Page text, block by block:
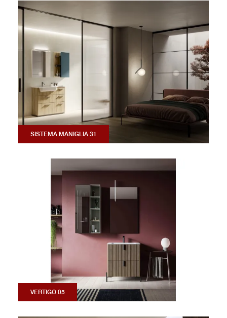
SISTEMA MANIGLIA 31
VERTIGO 05